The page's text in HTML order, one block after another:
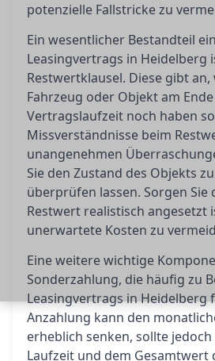
potenzielle Fallstricke zu
Ein wesentlicher Bestandteil
Leasingvertrags in Heidelberg
Restwertklausel. Diese gibt
Fahrzeug oder Objekt am
Vertragslaufzeit noch haben
Missverständnisse beim
unangenehmen
Sie den Zustand des Objekts
überprüfen lassen. Sorgen Sie
Restwert realistisch angesetzt
unerwartete Kosten zu
Eine weitere wichtige
Sonderzahlung, die häufig zu
Leasingvertrags in Heidelberg
Anzahlung kann den
erheblich senken, sollte
Laufzeit und dem Gesamtwert